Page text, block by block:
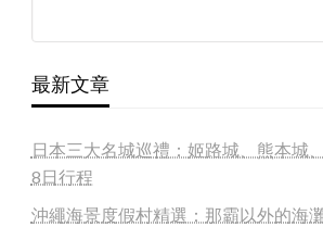
最新文章
日本三大名城巡禮：姬路城、熊本城
8日行程
沖繩海景度假村精選：那霸以外的海